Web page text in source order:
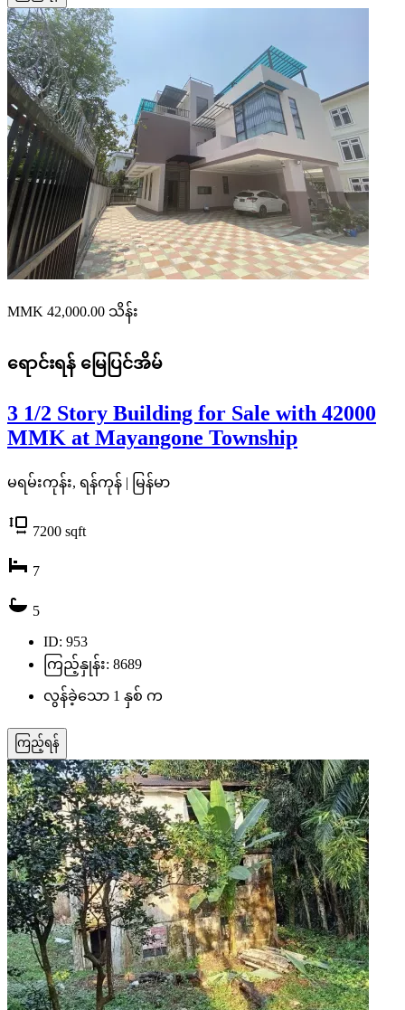
MMK 42,000.00 သိန်း
ရောင်းရန် မြေပြင်အိမ်
3 1/2 Story Building for Sale with 42000
MMK at Mayangone Township
မရမ်းကုန်း, ရန်ကုန် | မြန်မာ
7200 sqft
7
5
ID: 953
ကြည့်နှုန်း: 8689
လွန်ခဲ့သော 1 နှစ် က
ကြည့်ရန်